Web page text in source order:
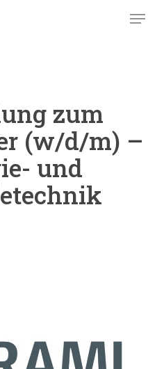
Menu
zum
(w/d/m) –
und